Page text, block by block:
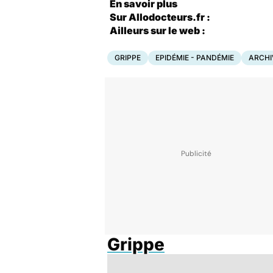
En savoir plus
Sur Allodocteurs.fr :
Ailleurs sur le web :
GRIPPE EPIDÉMIE - PANDÉMIE
Grippe